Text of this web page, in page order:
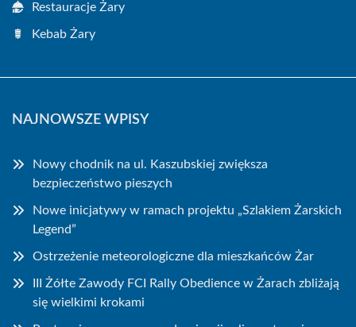
Restauracje Żary
Kebab Żary
NAJNOWSZE WPISY
Nowy chodnik na ul. Kaszubskiej zwiększa
bezpieczeństwo pieszych
Nowe inicjatywy w ramach projektu „Szlakiem Żarskich
Legend”
Ostrzeżenie meteorologiczne dla mieszkańców Żar
III Żółte Zawody FCI Rally Obedience w Żarach zbliżają
się wielkimi krokami